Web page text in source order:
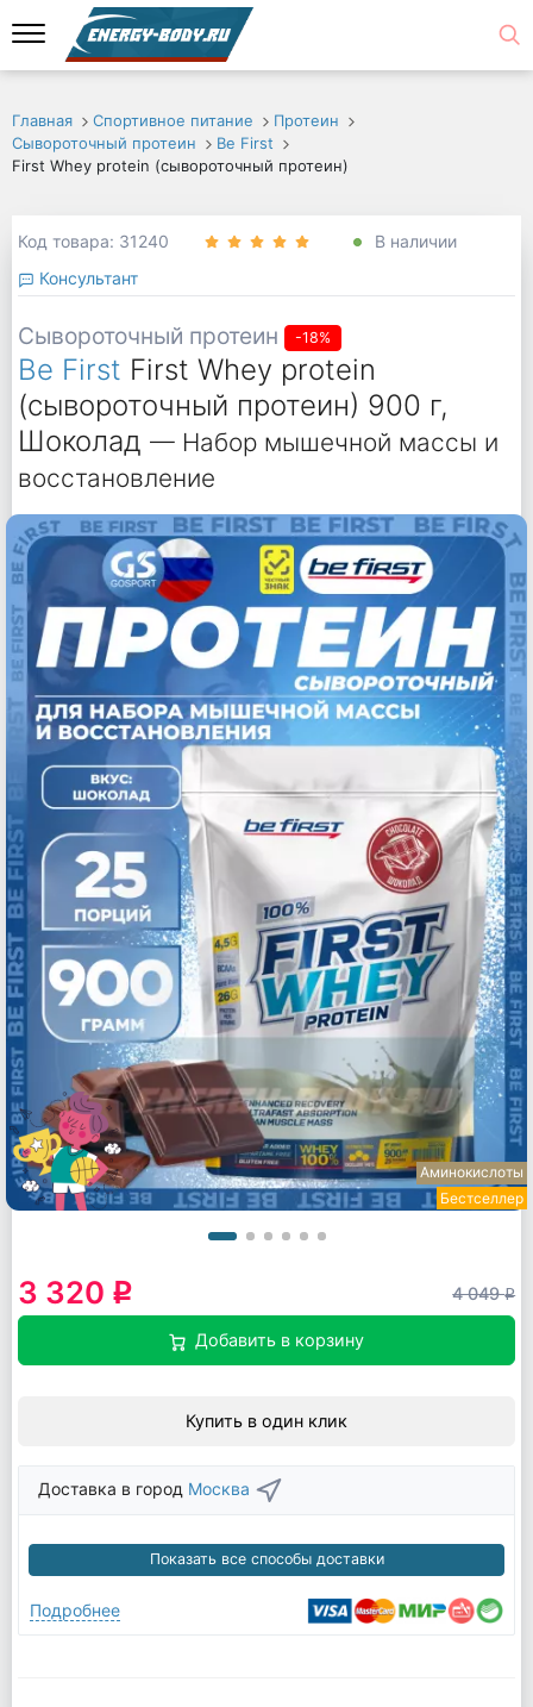
Главная Спортивное питание
Протеин
Сывороточный протеин
Be First
First Whey protein (сывороточный протеин)
Код товара: 31240
В наличии
Консультант
Сывороточный протеин -18%
Be First First Whey protein
(сывороточный протеин) 900 г,
Шоколад — Набор мышечной массы и
восстановление
Аминокислоты
Бестселлер
3 320 q 4 049q
Добавить в корзину
Купить в один клик
Доставка в город Москва
Показать все способы доставки
Подробнее